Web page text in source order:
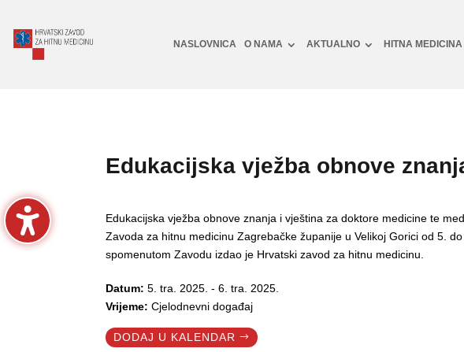
NASLOVNICA O NAMA AKTUALNO HITNA MEDICINA
Edukacijska vježba obnove
Edukacijska vježba obnove znanja i vještina za doktore medicine te
Zavoda za hitnu medicinu Zagrebačke županije u Velikoj Gorici od 5.
spomenutom Zavodu izdao je Hrvatski zavod za hitnu medicinu.
Datum:5. tra. 2025. - 6. tra. 2025.
Vrijeme:Cjelodnevni događaj
DODAJ U KALENDAR